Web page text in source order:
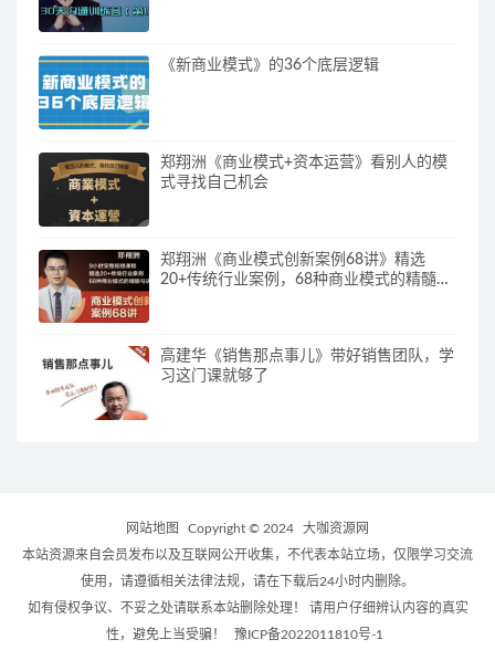
《新商业模式》的36个底层逻辑
郑翔洲《商业模式+资本运营》看别人的模
式寻找自己机会
郑翔洲《商业模式创新案例68讲》精选
20+传统行业案例，68种商业模式的精髓与
高建华《销售那点事儿》带好销售团队，学
习这门课就够了
网站地图 Copyright © 2024
大咖资源网
本站资源来自会员发布以及互联网公开收集，不代表本站立场，仅限学习交流
使用，请遵循相关法律法规，请在下载后24小时内删除。
如有侵权争议、不妥之处请联系本站删除处理！ 请用户仔细辨认内容的真实
性，避免上当受骗！
豫ICP备2022011810号-1